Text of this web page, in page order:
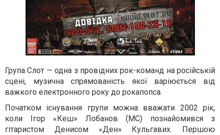
Група Слот — одна з провідних рок-команд на російській
сцені, музична спрямованість якої варіюється від
важкого електронного року до рокапопса.
Початком існування групи можна вважати 2002 рік,
коли Ігор «Кеш» Лобанов (МС) познайомився з
гітаристом Денисом «Ден» Кульгавих. Першою